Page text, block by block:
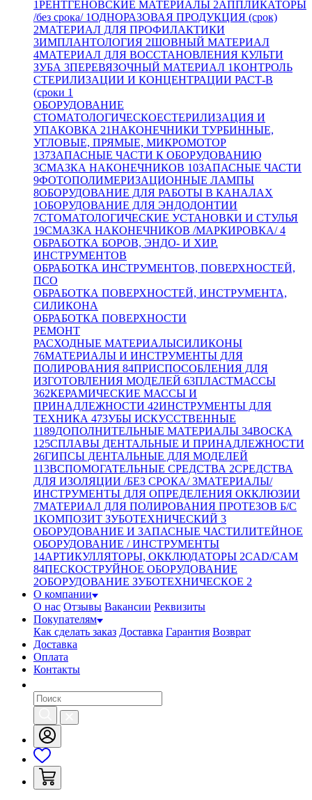
1РЕНТГЕНОВСКИЕ МАТЕРИАЛЫ 2АППЛИКАТОРЫ
/без срока/1ОДНОРАЗОВАЯ ПРОДУКЦИЯ (срок)
2МАТЕРИАЛ ДЛЯ ПРОФИЛАКТИКИ
3ИМПЛАНТОЛОГИЯ 2ШОВНЫЙ МАТЕРИАЛ
4МАТЕРИАЛ ДЛЯ ВОССТАНОВЛЕНИЯ КУЛЬТИ
ЗУБА 3ПЕРЕВЯЗОЧНЫЙ МАТЕРИАЛ 1КОНТРОЛЬ
СТЕРИЛИЗАЦИИ И КОНЦЕНТРАЦИИ РАСТ-В
(сроки 1
ОБОРУДОВАНИЕ
СТОМАТОЛОГИЧЕСКОЕСТЕРИЛИЗАЦИЯ И
УПАКОВКА 21НАКОНЕЧНИКИ ТУРБИННЫЕ,
УГЛОВЫЕ, ПРЯМЫЕ, МИКРОМОТОР
137ЗАПАСНЫЕ ЧАСТИ К ОБОРУДОВАНИЮ
3СМАЗКА НАКОНЕЧНИКОВ 10ЗАПАСНЫЕ ЧАСТИ
9ФОТОПОЛИМЕРИЗАЦИОННЫЕ ЛАМПЫ
8ОБОРУДОВАНИЕ ДЛЯ РАБОТЫ В КАНАЛАХ
1ОБОРУДОВАНИЕ ДЛЯ ЭНДОДОНТИИ
7СТОМАТОЛОГИЧЕСКИЕ УСТАНОВКИ И СТУЛЬЯ
19СМАЗКА НАКОНЕЧНИКОВ /МАРКИРОВКА/4
ОБРАБОТКА БОРОВ, ЭНДО- И ХИР.
ИНСТРУМЕНТОВ
ОБРАБОТКА ИНСТРУМЕНТОВ, ПОВЕРХНОСТЕЙ,
ПСО
ОБРАБОТКА ПОВЕРХНОСТЕЙ, ИНСТРУМЕНТА,
СИЛИКОНА
ОБРАБОТКА ПОВЕРХНОСТИ
РЕМОНТ
РАСХОДНЫЕ МАТЕРИАЛЫСИЛИКОНЫ
76МАТЕРИАЛЫ И ИНСТРУМЕНТЫ ДЛЯ
ПОЛИРОВАНИЯ 84ПРИСПОСОБЛЕНИЯ ДЛЯ
ИЗГОТОВЛЕНИЯ МОДЕЛЕЙ 63ПЛАСТМАССЫ
362КЕРАМИЧЕСКИЕ МАССЫ И
ПРИНАДЛЕЖНОСТИ 42ИНСТРУМЕНТЫ ДЛЯ
ТЕХНИКА 47ЗУБЫ ИСКУССТВЕННЫЕ
1189ДОПОЛНИТЕЛЬНЫЕ МАТЕРИАЛЫ 34ВОСКА
125СПЛАВЫ ДЕНТАЛЬНЫЕ И ПРИНАДЛЕЖНОСТИ
26ГИПСЫ ДЕНТАЛЬНЫЕ ДЛЯ МОДЕЛЕЙ
113ВСПОМОГАТЕЛЬНЫЕ СРЕДСТВА 2СРЕДСТВА
ДЛЯ ИЗОЛЯЦИИ /БЕЗ СРОКА/3МАТЕРИАЛЫ/
ИНСТРУМЕНТЫ ДЛЯ ОПРЕДЕЛЕНИЯ ОККЛЮЗИИ
7МАТЕРИАЛ ДЛЯ ПОЛИРОВАНИЯ ПРОТЕЗОВ Б/С
1КОМПОЗИТ ЗУБОТЕХНИЧЕСКИЙ 3
ОБОРУДОВАНИЕ И ЗАПАСНЫЕ ЧАСТИЛИТЕЙНОЕ
ОБОРУДОВАНИЕ / ИНСТРУМЕНТЫ
14АРТИКУЛЛЯТОРЫ, ОККЛЮДАТОРЫ 2CAD/CAM
84ПЕСКОСТРУЙНОЕ ОБОРУДОВАНИЕ
2ОБОРУДОВАНИЕ ЗУБОТЕХНИЧЕСКОЕ 2
О компании
О нас Отзывы Вакансии Реквизиты
Покупателям
Как сделать заказ Доставка Гарантия Возврат
Доставка
Оплата
Контакты